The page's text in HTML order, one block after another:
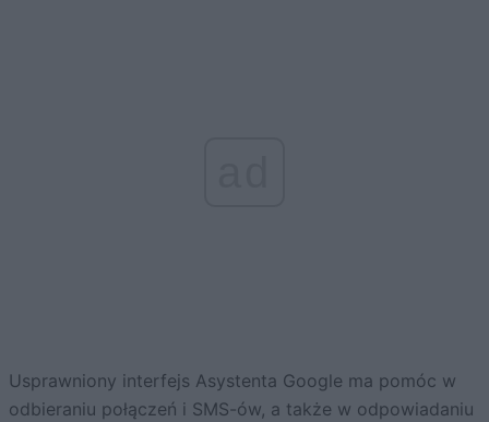
Usprawniony interfejs Asystenta Google ma pomóc w
odbieraniu połączeń i SMS-ów, a także w odpowiadaniu